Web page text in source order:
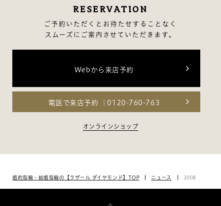
RESERVATION
ご予約いただくとお待たせすることなく
スムーズにご案内させていただきます。
Webから来店予約
電話で来店予約 0120-760-763
オンラインショップ
婚約指輪・結婚指輪の【ラザール ダイヤモンド】TOP ニュース 2008